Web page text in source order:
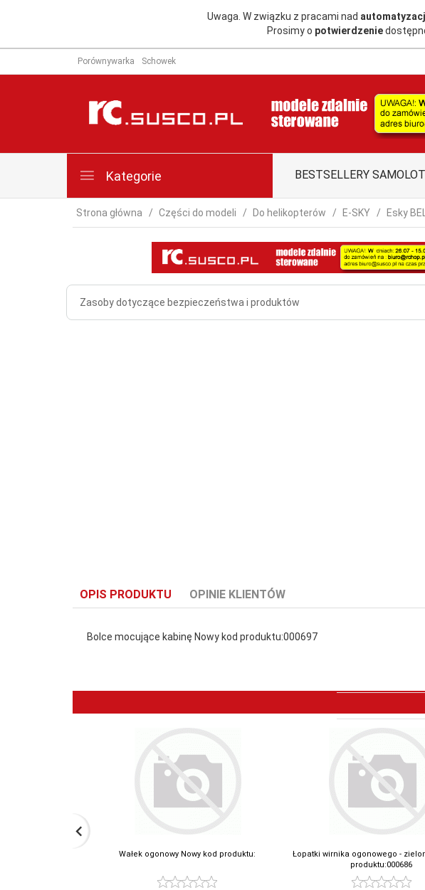
Uwaga. W związku z pracami nad
Prosimy o potwierdzenie
Porównywarka Schowek
Kategorie BESTSELLERY
Strona główna Części do modeli Do helikopterów E-SKY Esky
Zasoby dotyczące bezpieczeństwa i produktów
OPIS PRODUKTU OPINIE KLIENTÓW
Bolce mocujące kabinę Nowy kod produktu:000697
Wałek ogonowy Nowy kod produktu:
Łopatki wirnika ogonowego -
produktu:000686